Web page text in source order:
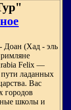
(Хад - эль
Felix —
ладанных
Вас
городов
школы и